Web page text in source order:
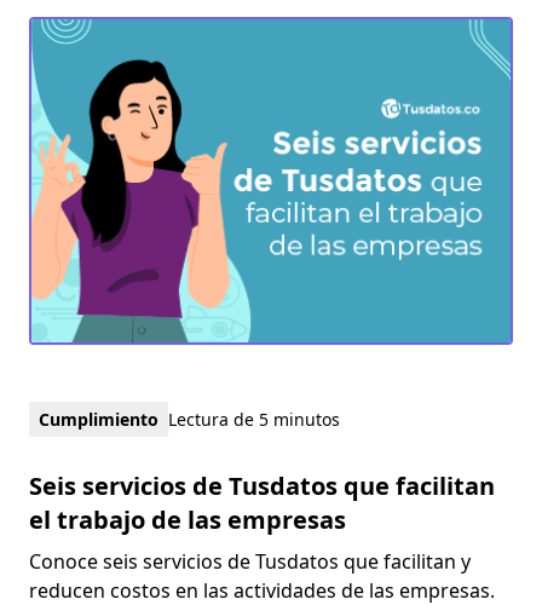
Cumplimiento Lectura de 5 minutos
Seis servicios de Tusdatos que facilitan
el trabajo de las empresas
Conoce seis servicios de Tusdatos que facilitan y
reducen costos en las actividades de las empresas.